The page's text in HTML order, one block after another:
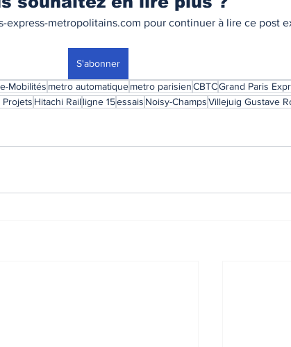
express-metropolitains.com pour continuer à lire ce post
S'abonner
Mobilités metro automatiquemetro parisienCBTCGrand Paris
Hitachi Rail ligne 15essais Noisy-ChampsVillejuig Gustave